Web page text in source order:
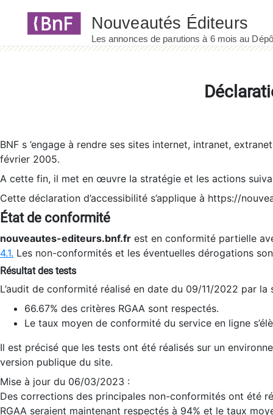
BNF s ’engage à rendre ses sites internet, intranet,
février 2005.
A cette fin, il met en œuvre la stratégie et les actions
Cette déclaration d’accessibilité s’applique à https://
État de conformité
nouveautes-editeurs.bnf.fr est en conformité partielle
4.1. Les non-conformités et les éventuelles dérogations
Résultat des tests
L’audit de conformité réalisé en date du 09/11/2022 par
66.67% des critères RGAA sont respectés.
Le taux moyen de conformité du service en ligne
Il est précisé que les tests ont été réalisés sur un
version publique du site.
Mise à jour du 06/03/2023 :
Des corrections des principales non-conformités ont été
RGAA seraient maintenant respectés à 94% et le taux